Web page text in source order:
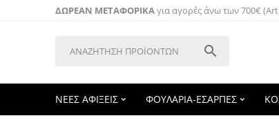
ΔΩΡΕΑΝ ΜΕΤΑΦΟΡΙΚΑγια αγορές άνω των 700€

ΝΕΕΣ ΑΦΙΞΕΙΣ ΦΟΥΛΑΡΙΑ-ΕΣΑΡΠΕΣ